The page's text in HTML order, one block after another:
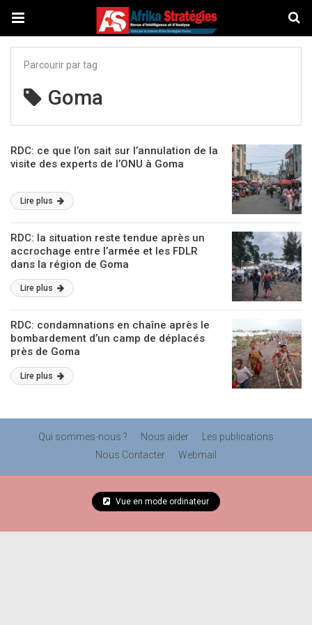
Parcourir par tag
Goma
RDC: ce que l’on sait sur l’annulation de la
visite des experts de l’ONU à Goma
Lire plus
RDC: la situation reste tendue après un
accrochage entre l’armée et les FDLR
dans la région de Goma
Lire plus
RDC: condamnations en chaîne après le
bombardement d’un camp de déplacés
près de Goma
Lire plus
Qui sommes-nous ? Nous aider
Les publications
Nous Contacter
Webmail
Vue en mode ordinateur